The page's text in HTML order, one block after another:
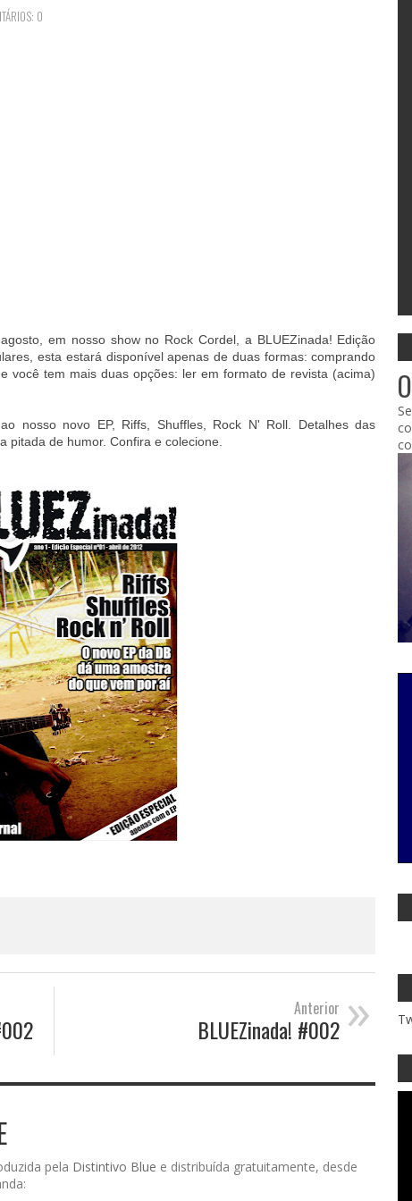
0
em nosso show no Rock Cordel, a BLUEZinada! Edição
esta estará disponível apenas de duas formas: comprando
você tem mais duas opções: ler em formato de revista (acima)
nosso novo EP, Riffs, Shuffles, Rock N' Roll. Detalhes das
pitada de humor. Confira e colecione.
»
Anterior
BLUEZinada! #002
pela Distintivo Blue e distribuída gratuitamente, desde